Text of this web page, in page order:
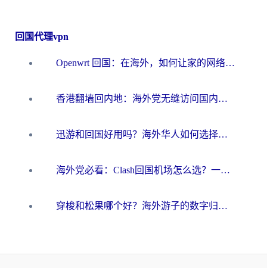
回国代理vpn
Openwrt 回国：在海外，如何让家的网络触手可及
香港翻墙回内地：海外党无缝访问国内资源的加速器选择全攻略
迅游和回国好用吗？海外华人如何选择靠谱的回国加速器
海外党必看：Clash回国机场怎么选？一篇搞定无缝访问国内资源的全攻略
穿梭和松果哪个好？海外游子的数字归乡路，到底该怎么选